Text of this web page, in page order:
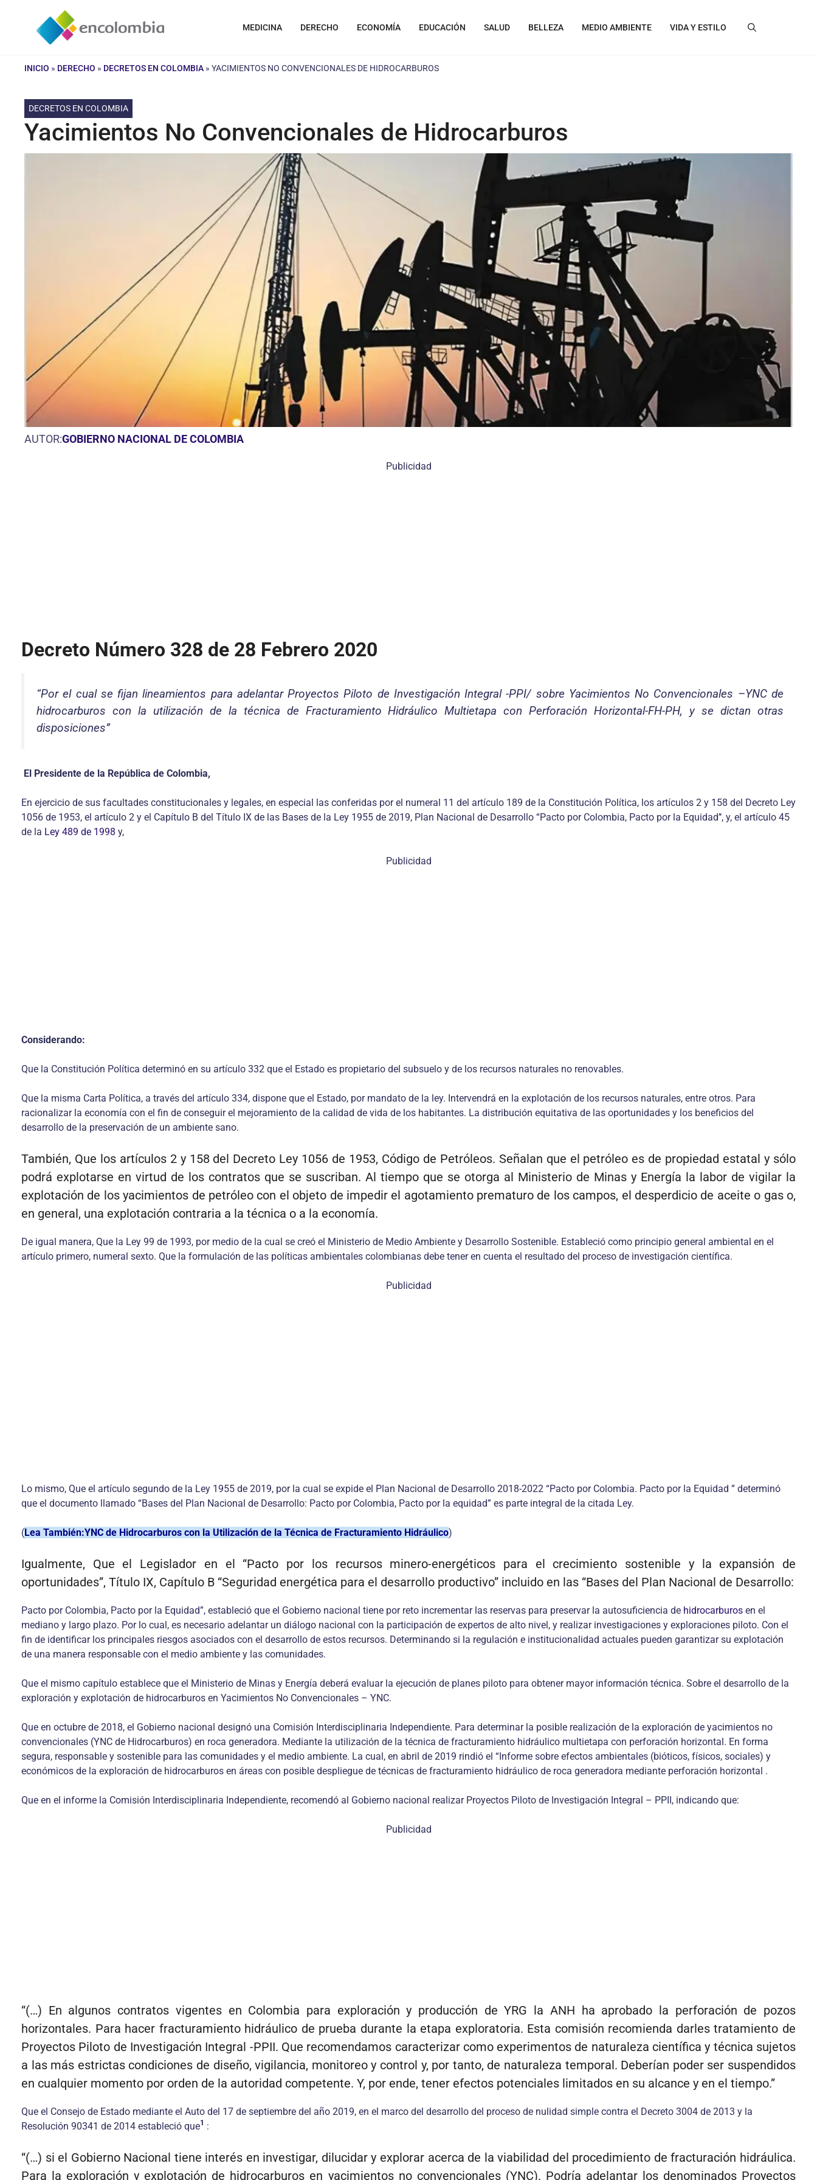
contenido
MEDICINA DERECHO ECONOMÍA EDUCACIÓN SALUD BELLEZA MEDIO AMBIENTE VIDA Y ESTILO
INICIO » DERECHO » DECRETOS EN COLOMBIA » YACIMIENTOS NO CONVENCIONALES DE HIDROCARBUROS
DECRETOS EN COLOMBIA
Yacimientos No Convencionales de Hidrocarburos
AUTOR:GOBIERNO NACIONAL DE COLOMBIA
Publicidad
Decreto Número 328 de 28 Febrero 2020
“Por el cual se fijan lineamientos para adelantar Proyectos Piloto de Investigación Integral -PPI/ sobre Yacimientos No Convencionales –YNC de
hidrocarburos con la utilización de la técnica de Fracturamiento Hidráulico Multietapa con Perforación Horizontal-FH-PH, y sedictan otras
disposiciones”
El Presidente de la República de Colombia,
En ejercicio de sus facultades constitucionales y legales, en especial las conferidas por el numeral 11 del artículo 189 de la Constitución Política, los artículos 2 y 158 del Decreto Ley
1056 de 1953, el artículo 2 y el Capítulo B del Título IX de las Bases de la Ley 1955 de 2019, Plan Nacional de Desarrollo “Pacto por Colombia, Pacto por la Equidad’‘, y, el artículo 45
de la Ley 489 de 1998 y,
Publicidad
Considerando:
Que la Constitución Política determinó en su artículo 332 que el Estado es propietario del subsuelo y de los recursos naturales no renovables.
Que la misma Carta Política, a través del artículo 334, dispone que el Estado, por mandato de la ley. Intervendrá en la explotación de los recursos naturales, entre otros. Para
racionalizar la economía con el fin de conseguir el mejoramiento de la calidad de vida de los habitantes. La distribución equitativa de las oportunidades y los beneficios del
desarrollo de la preservación de un ambiente sano.
También, Que los artículos 2 y 158 del Decreto Ley 1056 de 1953, Código de Petróleos. Señalan que el petróleo es de propiedad estatal y sólo
podrá explotarse en virtud de los contratos que se suscriban. Al tiempo que se otorga al Ministerio de Minas y Energía la labor de vigilar la
explotación de los yacimientos de petróleo con el objeto de impedir el agotamiento prematuro de los campos, el desperdicio de aceite o gas o,
en general, una explotación contraria a la técnica o a la economía.
De igual manera, Que la Ley 99 de 1993, por medio de la cual se creó el Ministerio de Medio Ambiente y Desarrollo Sostenible. Estableció como principio general ambiental en el
artículo primero, numeral sexto. Que la formulación de las políticas ambientales colombianas debe tener en cuenta el resultado del proceso de investigación científica.
Publicidad
Lo mismo, Que el artículo segundo de la Ley 1955 de 2019, por la cual se expide el Plan Nacional de Desarrollo 2018-2022 “Pacto por Colombia. Pacto por la Equidad ” determinó
que el documento llamado “Bases del Plan Nacional de Desarrollo: Pacto por Colombia, Pacto por la equidad” es parte integral de la citada Ley.
(Lea También:YNC de Hidrocarburos con la Utilización de la Técnica de Fracturamiento Hidráulico)
Igualmente, Que el Legislador en el “Pacto por los recursos minero-energéticos para el crecimiento sostenible y la expansión de
oportunidades”, Título IX, Capítulo B “Seguridad energética para el desarrollo productivo” incluido en las “Bases del Plan Nacional de Desarrollo:
Pacto por Colombia, Pacto por la Equidad”, estableció que el Gobierno nacional tiene por reto incrementar las reservas para preservar la autosuficiencia de hidrocarburos en el
mediano y largo plazo. Por lo cual, es necesario adelantar un diálogo nacional con la participación de expertos de alto nivel, y realizar investigaciones y exploraciones piloto. Con el
fin de identificar los principales riesgos asociados con el desarrollo de estos recursos. Determinando si la regulación e institucionalidad actuales pueden garantizar su explotación
de una manera responsable con el medio ambiente y las comunidades.
Que el mismo capítulo establece que el Ministerio de Minas y Energía deberá evaluar la ejecución de planes piloto para obtener mayor información técnica. Sobre el desarrollo de la
exploración y explotación de hidrocarburos en Yacimientos No Convencionales – YNC.
Que en octubre de 2018, el Gobierno nacional designó una Comisión Interdisciplinaria Independiente. Para determinar la posible realización de la exploración de yacimientos no
convencionales (YNC de Hidrocarburos) en roca generadora. Mediante la utilización de la técnica de fracturamiento hidráulico multietapa con perforación horizontal. En forma
segura, responsable y sostenible para las comunidades y el medio ambiente. La cual, en abril de 2019 rindió el “Informe sobre efectos ambientales (bióticos, físicos, sociales) y
económicos de la exploración de hidrocarburos en áreas con posible despliegue de técnicas de fracturamiento hidráulico de roca generadora mediante perforación horizontal .
Que en el informe la Comisión Interdisciplinaria Independiente, recomendó al Gobierno nacional realizar Proyectos Piloto de Investigación Integral – PPII, indicando que:
Publicidad
“(…) En algunos contratos vigentes en Colombia para exploración y producción de YRG la ANH ha aprobado la perforación de pozos
horizontales. Para hacer fracturamiento hidráulico de prueba durante la etapa exploratoria. Esta comisión recomienda darles tratamiento de
Proyectos Piloto de Investigación Integral -PPII. Que recomendamos caracterizar como experimentos de naturaleza científica y técnica sujetos
a las más estrictas condiciones de diseño, vigilancia, monitoreo y control y, por tanto, de naturaleza temporal. Deberían poder ser suspendidos
en cualquier momento por orden de la autoridad competente. Y, por ende, tener efectos potenciales limitados en su alcance y en el tiempo.”
Que el Consejo de Estado mediante el Auto del 17 de septiembre del año 2019, en el marco del desarrollo del proceso de nulidad simple contra el Decreto 3004 de 2013 y la
Resolución 90341 de 2014 estableció que1 :
“(…) si el Gobierno Nacional tiene interés en investigar, dilucidar y explorar acerca de la viabilidad del procedimiento de fracturación hidráulica.
Para la exploración y explotación de hidrocarburos en yacimientos no convencionales (YNC). Podría adelantar los denominados Proyectos